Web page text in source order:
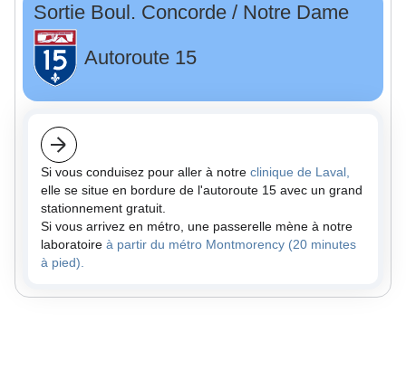
Sortie Boul. Concorde / Notre Dame
Autoroute 15
Si vous conduisez pour aller à notre clinique de Laval,
elle se situe en bordure de l'autoroute 15 avec un grand
stationnement gratuit.
Si vous arrivez en métro, une passerelle mène à notre
laboratoire à partir du métro Montmorency (20 minutes
à pied).